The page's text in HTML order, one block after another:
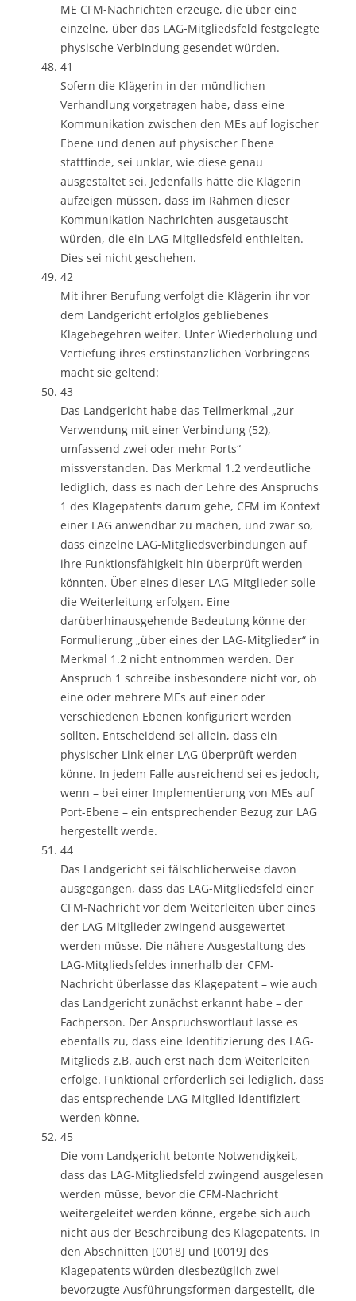
ME CFM-Nachrichten erzeuge, die über eine
einzelne, über das LAG-Mitgliedsfeld festgelegte
physische Verbindung gesendet würden.
41
Sofern die Klägerin in der mündlichen
Verhandlung vorgetragen habe, dass eine
Kommunikation zwischen den MEs auf logischer
Ebene und denen auf physischer Ebene
stattfinde, sei unklar, wie diese genau
ausgestaltet sei. Jedenfalls hätte die Klägerin
aufzeigen müssen, dass im Rahmen dieser
Kommunikation Nachrichten ausgetauscht
würden, die ein LAG-Mitgliedsfeld enthielten.
Dies sei nicht geschehen.
42
Mit ihrer Berufung verfolgt die Klägerin ihr vor
dem Landgericht erfolglos gebliebenes
Klagebegehren weiter. Unter Wiederholung und
Vertiefung ihres erstinstanzlichen Vorbringens
macht sie geltend:
43
Das Landgericht habe das Teilmerkmal „zur
Verwendung mit einer Verbindung (52),
umfassend zwei oder mehr Ports“
missverstanden. Das Merkmal 1.2 verdeutliche
lediglich, dass es nach der Lehre des Anspruchs
1 des Klagepatents darum gehe, CFM im Kontext
einer LAG anwendbar zu machen, und zwar so,
dass einzelne LAG-Mitgliedsverbindungen auf
ihre Funktionsfähigkeit hin überprüft werden
könnten. Über eines dieser LAG-Mitglieder solle
die Weiterleitung erfolgen. Eine
darüberhinausgehende Bedeutung könne der
Formulierung „über eines der LAG-Mitglieder“ in
Merkmal 1.2 nicht entnommen werden. Der
Anspruch 1 schreibe insbesondere nicht vor, ob
eine oder mehrere MEs auf einer oder
verschiedenen Ebenen konfiguriert werden
sollten. Entscheidend sei allein, dass ein
physischer Link einer LAG überprüft werden
könne. In jedem Falle ausreichend sei es jedoch,
wenn – bei einer Implementierung von MEs auf
Port-Ebene – ein entsprechender Bezug zur LAG
hergestellt werde.
44
Das Landgericht sei fälschlicherweise davon
ausgegangen, dass das LAG-Mitgliedsfeld einer
CFM-Nachricht vor dem Weiterleiten über eines
der LAG-Mitglieder zwingend ausgewertet
werden müsse. Die nähere Ausgestaltung des
LAG-Mitgliedsfeldes innerhalb der CFM-
Nachricht überlasse das Klagepatent – wie auch
das Landgericht zunächst erkannt habe – der
Fachperson. Der Anspruchswortlaut lasse es
ebenfalls zu, dass eine Identifizierung des LAG-
Mitglieds z.B. auch erst nach dem Weiterleiten
erfolge. Funktional erforderlich sei lediglich, dass
das entsprechende LAG-Mitglied identifiziert
werden könne.
45
Die vom Landgericht betonte Notwendigkeit,
dass das LAG-Mitgliedsfeld zwingend ausgelesen
werden müsse, bevor die CFM-Nachricht
weitergeleitet werden könne, ergebe sich auch
nicht aus der Beschreibung des Klagepatents. In
den Abschnitten [0018] und [0019] des
Klagepatents würden diesbezüglich zwei
bevorzugte Ausführungsformen dargestellt, die